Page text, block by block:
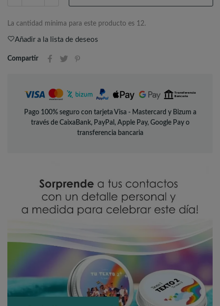
La cantidad mínima para este producto es 12.
Añadir a la lista de deseos
Compartir
Pago 100% seguro con tarjeta Visa - Mastercard y Bizum a
través de CaixaBank, PayPal, Apple Pay, Google Pay o
transferencia bancaria